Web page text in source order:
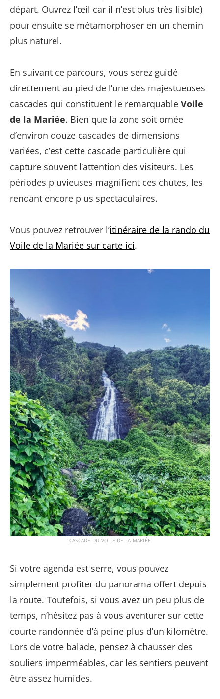
départ. Ouvrez l’œil car il n’est plus très lisible)
pour ensuite se métamorphoser en un chemin
plus naturel.
En suivant ce parcours, vous serez guidé
directement au pied de l’une des majestueuses
cascades qui constituent le remarquable Voile
de la Mariée. Bien que la zone soit ornée
d’environ douze cascades de dimensions
variées, c’est cette cascade particulière qui
capture souvent l’attention des visiteurs. Les
périodes pluvieuses magnifient ces chutes, les
rendant encore plus spectaculaires.
Vous pouvez retrouver l’itinéraire de la rando du
Voile de la Mariée sur carte ici.
CASCADE DU VOILE DE LA MARIÉE
Si votre agenda est serré, vous pouvez
simplement profiter du panorama offert depuis
la route. Toutefois, si vous avez un peu plus de
temps, n’hésitez pas à vous aventurer sur cette
courte randonnée d’à peine plus d’un kilomètre.
Lors de votre balade, pensez à chausser des
souliers imperméables, car les sentiers peuvent
être assez humides.